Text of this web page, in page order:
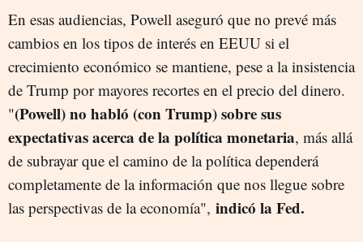
En esas audiencias, Powell aseguró que no prevé más
cambios en los tipos de interés en EEUU si el
crecimiento económico se mantiene, pese a la insistencia
de Trump por mayores recortes en el precio del dinero.
"(Powell) no habló (con Trump) sobre sus
expectativas acerca de la política monetaria, más allá
de subrayar que el camino de la política dependerá
completamente de la información que nos llegue sobre
las perspectivas de la economía", indicó la Fed.